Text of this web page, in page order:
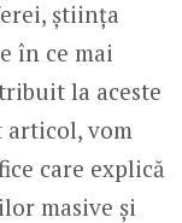
știința
în ce mai
la aceste
articol, vom
care explică
masive și